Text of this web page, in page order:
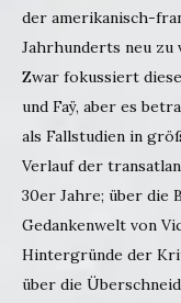
der amerikanisch-
Jahrhunderts neu zu
Zwar fokussiert
und Faÿ, aber es
als Fallstudien in
Verlauf der
30er Jahre; über die
Gedankenwelt von
Hintergründe der
über die